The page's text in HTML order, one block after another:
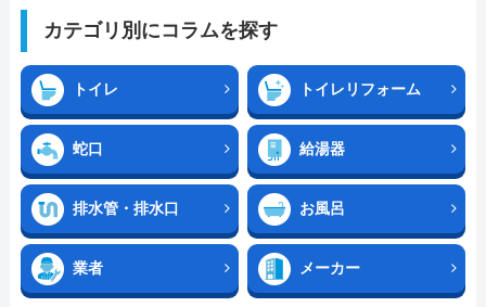
カテゴリ別にコラムを探す
トイレ トイレリフォーム
蛇口 給湯器
排水管・排水口 お風呂
業者 メーカー